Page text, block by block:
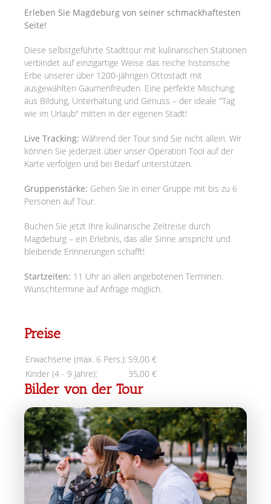
Erleben Sie Magdeburg von seiner schmackhaftesten
Seite!
Diese selbstgeführte Stadttour mit kulinarischen Stationen
verbindet auf einzigartige Weise das reiche historische
Erbe unserer über 1200-jährigen Ottostadt mit
ausgewählten Gaumenfreuden. Eine perfekte Mischung
aus Bildung, Unterhaltung und Genuss – der ideale "Tag
wie im Urlaub" mitten in der eigenen Stadt!
Live Tracking: Während der Tour sind Sie nicht allein. Wir
können Sie jederzeit über unser Operation Tool auf der
Karte verfolgen und bei Bedarf unterstützen.
Gruppenstärke: Gehen Sie in einer Gruppe mit bis zu 6
Personen auf Tour.
Buchen Sie jetzt Ihre kulinarische Zeitreise durch
Magdeburg – ein Erlebnis, das alle Sinne anspricht und
bleibende Erinnerungen schafft!
Startzeiten: 11 Uhr an allen angebotenen Terminen.
Wunschtermine auf Anfrage möglich.
Preise
Erwachsene (max. 6 Pers.): 59,00 €
Kinder (4 - 9 Jahre):
35,00 €
Bilder von der Tour